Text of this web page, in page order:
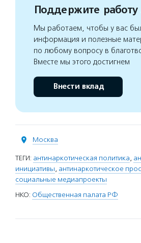
Поддержите
Мы работаем, чтобы у вас
информация и полезные
по любому вопросу в
Вместе мы этого достигнем
Внести вклад
Москва
ТЕГИ: антинаркотическая политика,
инициативы, антинаркотическое
социальные медиапроекты
НКО: Общественная палата РФ